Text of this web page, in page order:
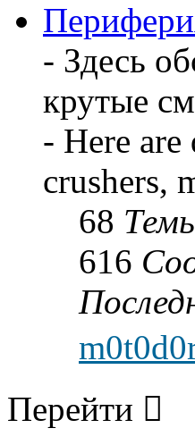
- Здесь
крутые
- Here
crushers,
68
616
Перейти